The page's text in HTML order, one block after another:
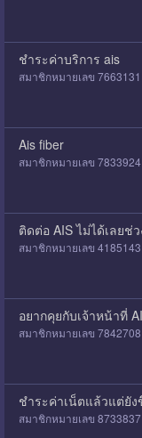
ชำระค่าบริการ ais
สมาชิกหมายเลข 7663131
Ais fiber
สมาชิกหมายเลข 7833924
ติดต่อ AIS ไม่ได้เลยช่
สมาชิกหมายเลข 4185143
อยากคุยกับเจ้าหน้าที่
สมาชิกหมายเลข 7842708
ชำระค่าเน็ตแล้วแต่ยั
สมาชิกหมายเลข 8733837